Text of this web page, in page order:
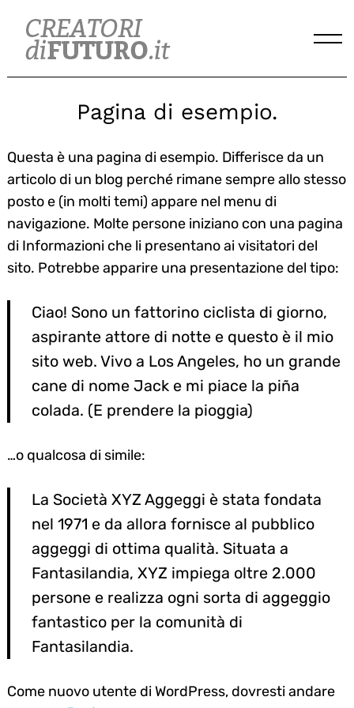
content
Pagina di esempio.
Questa è una pagina di esempio. Differisce da un
articolo di un blog perché rimane sempre allo stesso
posto e (in molti temi) appare nel menu di
navigazione. Molte persone iniziano con una pagina
di Informazioni che li presentano ai visitatori del
sito. Potrebbe apparire una presentazione del tipo:
Ciao! Sono un fattorino ciclista di giorno,
aspirante attore di notte e questo è il mio
sito web. Vivo a Los Angeles, ho un grande
cane di nome Jack e mi piace la piña
colada. (E prendere la pioggia)
…o qualcosa di simile:
La Società XYZ Aggeggi è stata fondata
nel 1971 e da allora fornisce al pubblico
aggeggi di ottima qualità. Situata a
Fantasilandia, XYZ impiega oltre 2.000
persone e realizza ogni sorta di aggeggio
fantastico per la comunità di
Fantasilandia.
Come nuovo utente di WordPress, dovresti andare
for: